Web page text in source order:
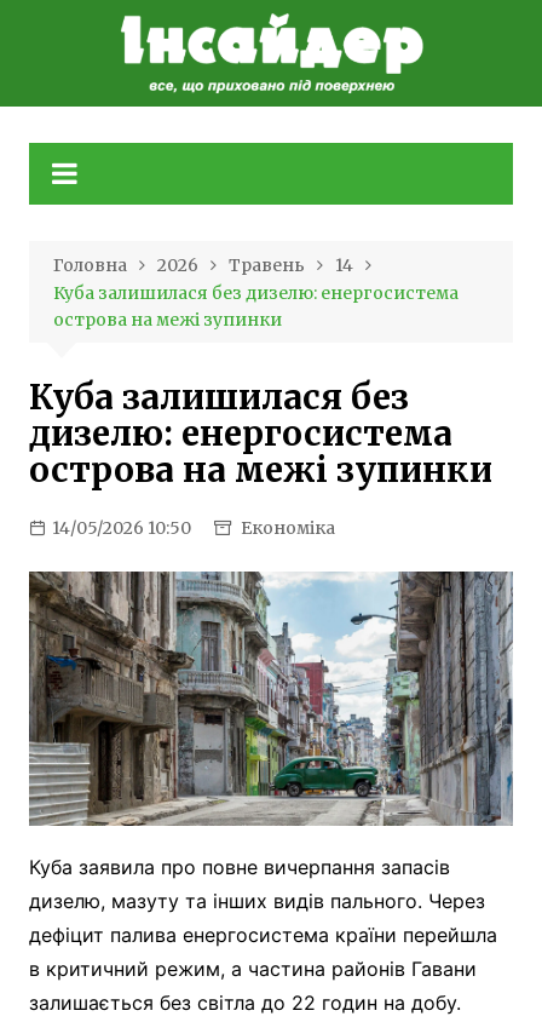
Головна 2026 Травень
14
Куба залишилася без дизелю: енергосистема
острова на межі зупинки
Куба залишилася без
дизелю: енергосистема
острова на межі зупинки
14/05/2026 10:50 Економіка
Куба заявила про повне вичерпання запасів
дизелю, мазуту та інших видів пального. Через
дефіцит палива енергосистема країни перейшла
в критичний режим, а частина районів Гавани
залишається без світла до 22 годин на добу.